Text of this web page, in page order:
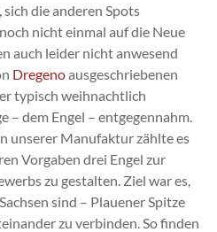
die anderen Spots
nicht einmal auf die Neue
auch leider nicht anwesend
Dregenoausgeschriebenen
typisch weihnachtlich
– dem Engel – entgegennahm.
unserer Manufaktur zählte es
Vorgaben drei Engel zur
zu gestalten. Ziel war es,
sind – Plauener Spitze
zu verbinden. So finden